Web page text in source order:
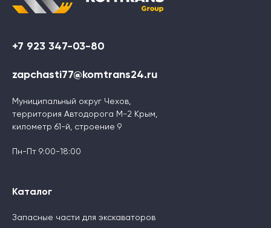
+7 923 347-03-80
zapchasti77@komtrans24.ru
Муниципальный округ Чехов,
территория Автодорога М-2 Крым,
километр 61-й, строение 9
Пн-Пт 9:00-18:00
Каталог
Запасные части для экскаваторов